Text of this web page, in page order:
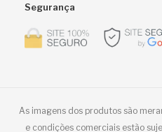
Segurança
As imagens dos produtos são
e condições comerciais estão